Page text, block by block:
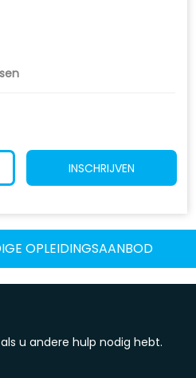
INSCHRIJVEN
OPLEIDINGSAANBOD
u andere hulp nodig hebt.